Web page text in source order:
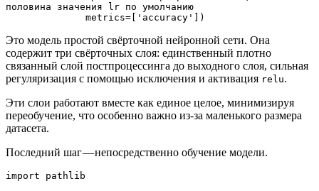
половина значения lr по умолчанию
              metrics=['accuracy'])
Это модель простой свёрточной нейронной сети. Она
содержит три свёрточных слоя: единственный плотно
связанный слой постпроцессинга до выходного слоя, сильная
регуляризация с помощью исключения и активация relu.
Эти слои работают вместе как единое целое, минимизируя
переобучение, что особенно важно из-за маленького размера
датасета.
Последний шаг — непосредственно обучение модели.
import pathlib